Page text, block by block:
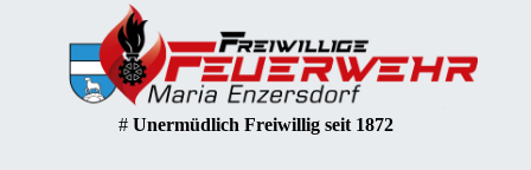
# Unermüdlich Freiwillig seit 1872